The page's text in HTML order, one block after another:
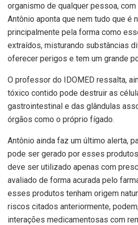
organismo de qualquer pessoa,
Antônio aponta que nem tudo que é
principalmente pela forma como
extraídos, misturando substâncias
oferecer perigos e tem um grande
O professor do IDOMED ressalta,
tóxico contido pode destruir as
gastrointestinal e das glândulas
órgãos como o próprio fígado.
Antônio ainda faz um último alerta,
pode ser gerado por esses
deve ser utilizado apenas com
avaliado de forma acurada pelo
esses produtos tenham origem
riscos citados anteriormente,
interações medicamentosas com